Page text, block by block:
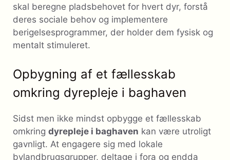
skal beregne pladsbehovet for hvert dyr, forstå
deres sociale behov og implementere
berigelsesprogrammer, der holder dem fysisk og
mentalt stimuleret.
Opbygning af et fællesskab
omkring dyrepleje i baghaven
Sidst men ikke mindst opbygge et fællesskab
omkring dyrepleje i baghaven kan være utroligt
gavnligt. At engagere sig med lokale
bylandbrugsgrupper, deltage i fora og endda